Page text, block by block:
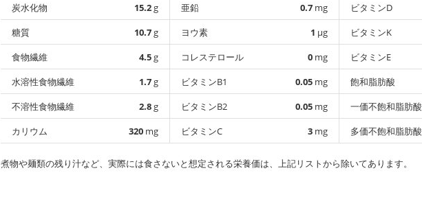
炭水化物
15.2g
糖質
10.7g
食物繊維
4.5g
水溶性食物繊維
1.7g
不溶性食物繊維
2.8g
カリウム
320 mg
亜鉛
0.7 mg
ヨウ素
1 µg
コレステロール
0 mg
ビタミンB1
0.05 mg
ビタミンB2
0.05 mg
ビタミンC
3 mg
ビタミンD
ビタミンK
ビタミンE
飽和脂肪酸
一価不飽和脂肪酸
多価不飽和脂肪酸
煮物や麺類の残り汁など、実際には食さないと想定される栄養価は、上記リストから除いてあります。